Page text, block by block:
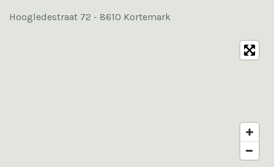
Hoogledestraat 72 - 8610 Kortemark